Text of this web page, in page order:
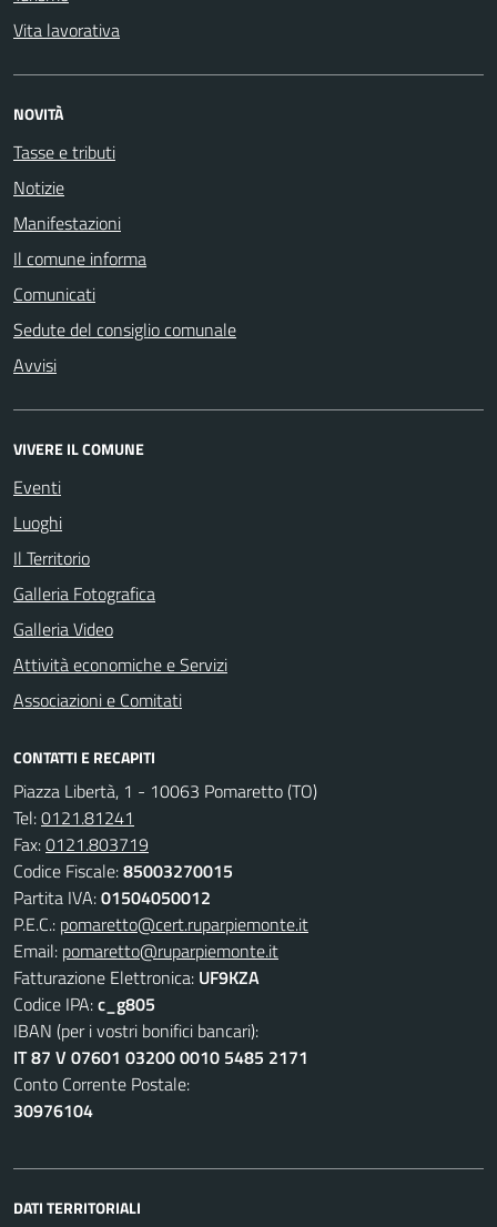
Vita lavorativa
NOVITÀ
Tasse e tributi
Notizie
Manifestazioni
Il comune informa
Comunicati
Sedute del consiglio comunale
Avvisi
VIVERE IL COMUNE
Eventi
Luoghi
Il Territorio
Galleria Fotografica
Galleria Video
Attività economiche e Servizi
Associazioni e Comitati
CONTATTI E RECAPITI
Piazza Libertà, 1 - 10063 Pomaretto (TO)
Tel:0121.81241
Fax:0121.803719
Codice Fiscale:85003270015
Partita IVA:01504050012
P.E.C.: pomaretto@cert.ruparpiemonte.it
Email: pomaretto@ruparpiemonte.it
Fatturazione Elettronica: UF9KZA
Codice IPA:c_g805
IBAN (per i vostri bonifici bancari):
IT 87 V 07601 03200 0010 5485 2171
Conto Corrente Postale:
30976104
DATI TERRITORIALI